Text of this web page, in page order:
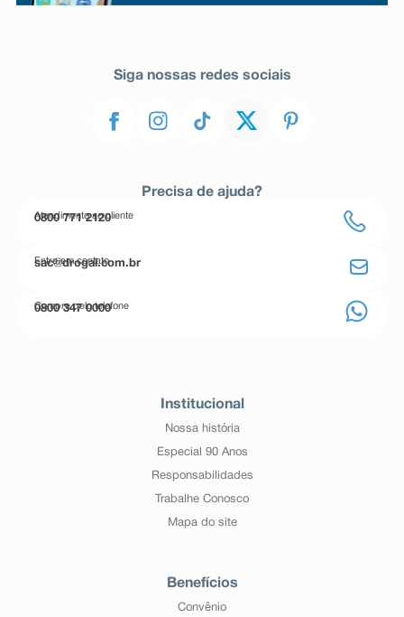
Siga nossas redes sociais
Precisa de ajuda?
Atendimento ao cliente
0800 771 2120
Entre em contato
sac@drogal.com.br
Compre pelo telefone
0800 347 0000
Institucional
Nossa história
Especial 90 Anos
Responsabilidades
Trabalhe Conosco
Mapa do site
Benefícios
Convênio